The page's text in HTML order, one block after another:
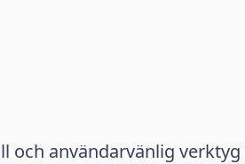
och användarvänlig